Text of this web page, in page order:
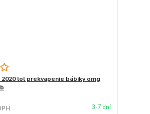
2020 lol prekvapenie bábiky omg
3-7 dní